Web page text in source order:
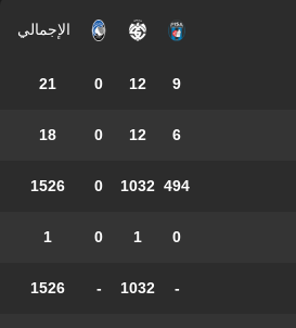
الإجمالي
9
12
0
21
6
12
0
18
494
1032
0
1526
0
1
0
1
-
1032
-
1526